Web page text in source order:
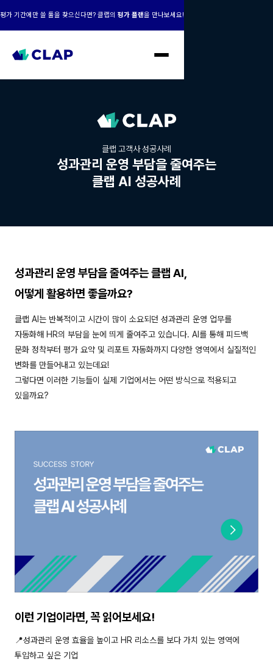
평가 기간에만 쓸 툴을 찾으신다면? 클랩의 평가 플랜을 만나보세요!
클랩 고객사 성공사례
성과관리 운영 부담을 줄여주는
클랩 AI 성공사례
성과관리 운영 부담을 줄여주는 클랩 AI,
어떻게 활용하면 좋을까요?
클랩 AI는 반복적이고 시간이 많이 소요되던 성과관리 운영 업무를
자동화해 HR의 부담을 눈에 띄게 줄여주고 있습니다. AI를 통해 피드백
문화 정착부터 평가 요약 및 리포트 자동화까지 다양한 영역에서 실질적인
변화를 만들어내고 있는데요!
그렇다면 이러한 기능들이 실제 기업에서는 어떤 방식으로 적용되고
있을까요?
이런 기업이라면, 꼭 읽어보세요!
📍성과관리 운영 효율을 높이고 HR 리소스를 보다 가치 있는 영역에
투입하고 싶은 기업